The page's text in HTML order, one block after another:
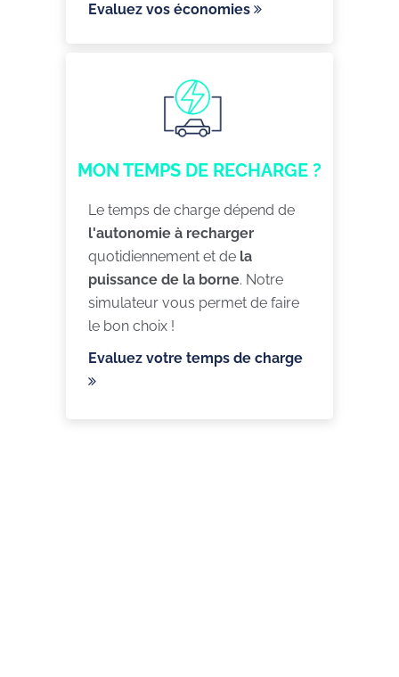
Evaluez vos économies
MON TEMPS DE RECHARGE ?
Le temps de charge dépend de
l'autonomie à recharger
quotidiennement et de la
puissance de la borne. Notre
simulateur vous permet de faire
le bon choix !
Evaluez votre temps de charge